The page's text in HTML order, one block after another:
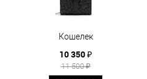
Кошелек
10 350 ₽
11 500 ₽